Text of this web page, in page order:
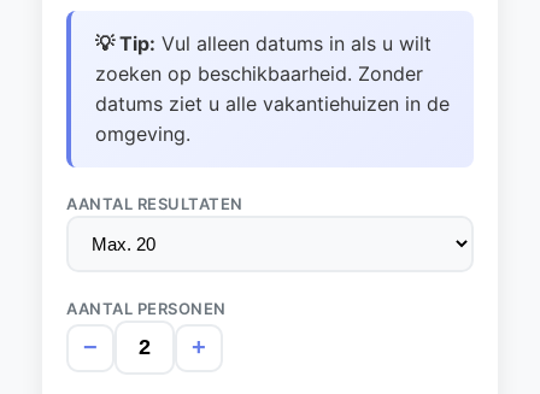
💡 Tip: Vul alleen datums in als u wilt
zoeken op beschikbaarheid. Zonder
datums ziet u alle vakantiehuizen in de
omgeving.
AANTAL RESULTATEN
AANTAL PERSONEN
− +